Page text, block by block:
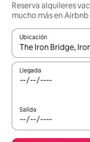
Reserva alquileres
mucho más en Airbnb
Ubicación
Cuando los
Llegada
Salida